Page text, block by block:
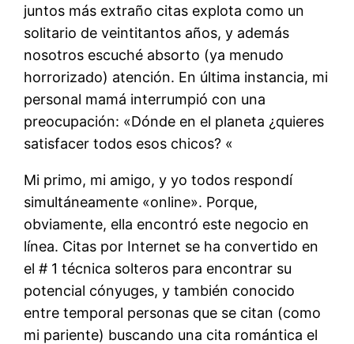
juntos más extraño citas explota como un
solitario de veintitantos años, y además
nosotros escuché absorto (ya menudo
horrorizado) atención. En última instancia, mi
personal mamá interrumpió con una
preocupación: «Dónde en el planeta ¿quieres
satisfacer todos esos chicos? «
Mi primo, mi amigo, y yo todos respondí
simultáneamente «online». Porque,
obviamente, ella encontró este negocio en
línea. Citas por Internet se ha convertido en
el # 1 técnica solteros para encontrar su
potencial cónyuges, y también conocido
entre temporal personas que se citan (como
mi pariente) buscando una cita romántica el